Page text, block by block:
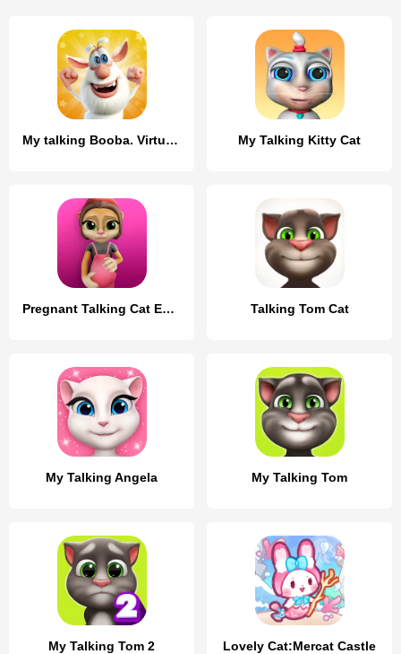
My talking Booba. Virtual pet My Talking Kitty Cat
Pregnant Talking Cat Emma Talking Tom Cat
My Talking Angela My Talking Tom
My Talking Tom 2 Lovely Cat:Mercat Castle